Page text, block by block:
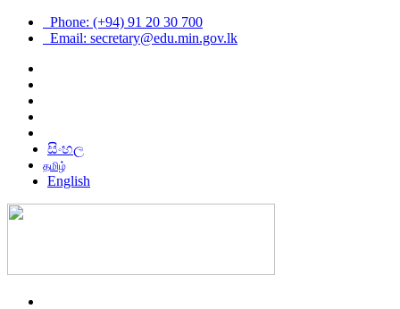
Phone: (+94) 91 20 30 700
Email: secretary@edu.min.gov.lk
සිංහල
தமிழ்
English